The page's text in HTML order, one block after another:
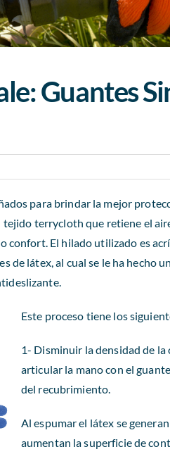
Guantes
para brindar la mejor
terrycloth que retiene el
confort. El hilado utilizado es
de látex, al cual se le ha hecho
Este proceso tiene los
1- Disminuir la densidad de la
articular la mano con el
del recubrimiento.
Al espumar el látex se
aumentan la superficie de